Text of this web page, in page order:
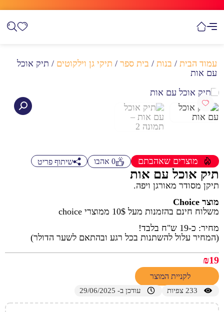
עמוד הבית / בנות / בית ספר / תיקי גן וילקוטים / תיק אוכל
עם אות
מוצרים שאהבתם 0 אהבו שיתוף פריט
תיק אוכל עם אות
תיקן מסודר מאורגן ויפה.
מוצר Choice
משלוח חינם בהזמנות מעל 10$ ממוצרי choice
מחיר: כ-19 ש"ח בלבד!
(המחיר עלול להשתנות בכל רגע ובהתאם לשער הדולר)
₪19
לקניית המוצר
233 צפיות עודכן ב- 29/06/2025